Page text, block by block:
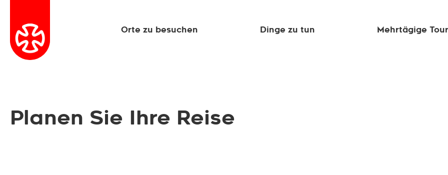
Orte zu besuchen Dinge zu tun Mehrtägige
Planen Sie Ihre Reise